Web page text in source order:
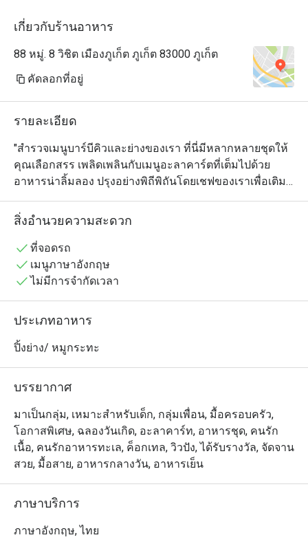
เกี่ยวกับร้านอาหาร
88 หมู่. 8 วิชิต เมืองภูเก็ต ภูเก็ต 83000 ภูเก็ต
คัดลอกที่อยู่
รายละเอียด
"สำรวจเมนูบาร์บีคิวและย่างของเรา ที่นี่มีหลากหลายชุดให้
คุณเลือกสรร เพลิดเพลินกับเมนูอะลาคาร์ตที่เต็มไปด้วย
อาหารน่าลิ้มลอง ปรุงอย่างพิถีพิถันโดยเชฟของเราเพื่อเติม
เต็มความสุขให้กับรสชาติของคุณ โรงแรมของเรารองรับ
นักท่องเที่ยวมุสลิมด้วยตัวเลือกอาหารที่ปราศจากเนื้อหมู
อาหารที่สะดวกสบายและถูกหลักศาสนา
เลือกได้จากเนื้อสัตว์และอาหารทะเลหลากหลายชนิด พร้อม
พรีเมียมที่หมักและย่างอย่างลงตัวในเตาย่างสเปน โจสเปอร์
ทำให้ที่นี่เป็นหนึ่งในจุดหมายของอาหารมุสลิมที่ดีที่สุด
ผ่อนคลายและเพลิดเพลินกับวันของคุณที่สระว่ายน้ำริมป่า
พร้อมน้ำตก รายล้อมด้วยต้นไม้ใหญ่สวยงามและสง่างาม!"
สิ่งอำนวยความสะดวก
ที่จอดรถ
เมนูภาษาอังกฤษ
ไม่มีการจำกัดเวลา
ประเภทอาหาร
ปิ้งย่าง/ หมูกระทะ
บรรยากาศ
มาเป็นกลุ่ม, เหมาะสำหรับเด็ก, กลุ่มเพื่อน, มื้อครอบครัว,
โอกาสพิเศษ, ฉลองวันเกิด, อะลาคาร์ท, อาหารชุด, คนรัก
เนื้อ, คนรักอาหารทะเล, ค็อกเทล, วิวปัง, ได้รับรางวัล, จัดจาน
สวย, มื้อสาย, อาหารกลางวัน, อาหารเย็น
ภาษาบริการ
ภาษาอังกฤษ, ไทย